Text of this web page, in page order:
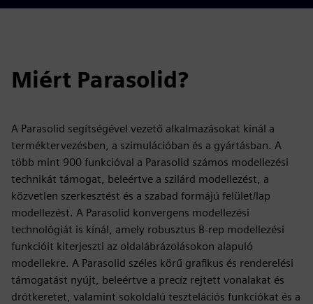
Miért Parasolid?
A Parasolid segítségével vezető alkalmazásokat kínál a
terméktervezésben, a szimulációban és a gyártásban. A
több mint 900 funkcióval a Parasolid számos modellezési
technikát támogat, beleértve a szilárd modellezést, a
közvetlen szerkesztést és a szabad formájú felület/lap
modellezést. A Parasolid konvergens modellezési
technológiát is kínál, amely robusztus B-rep modellezési
funkcióit kiterjeszti az oldalábrázolásokon alapuló
modellekre. A Parasolid széles körű grafikus és renderelési
támogatást nyújt, beleértve a precíz rejtett vonalakat és
drótkeretet, valamint sokoldalú tesztelációs funkciókat és a